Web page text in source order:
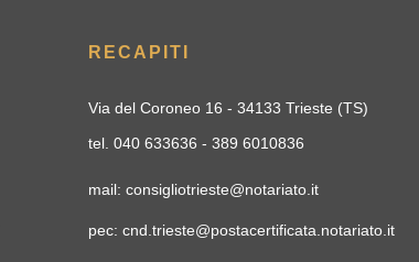
RECAPITI
Via del Coroneo 16 - 34133 Trieste (TS)
tel. 040 633636 - 389 6010836
mail: consigliotrieste@notariato.it
pec: cnd.trieste@postacertificata.notariato.it